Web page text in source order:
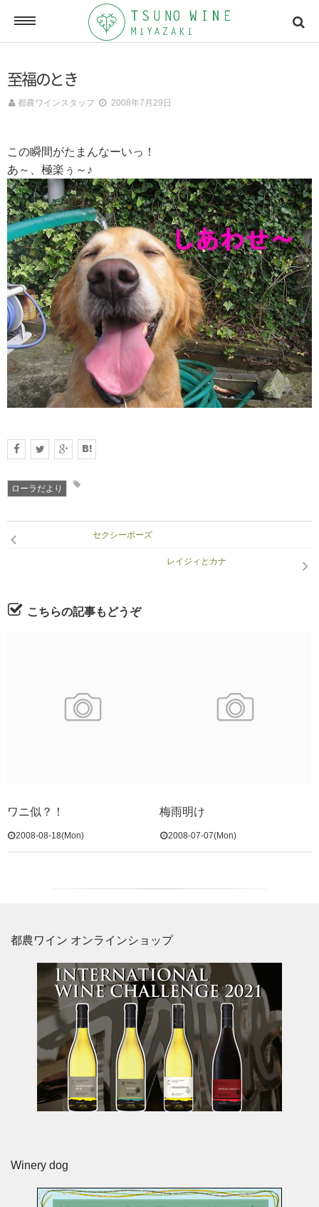
ONLINE SHOP
メールマガジン
ACCESSMAP
アクセスマップ
CONTACT
お問い合わせ
RECRUIT
求人情報
至福のとき
都農ワインスタッフ 2008年7月29日
この瞬間がたまんなーいっ！
あ～、極楽ぅ～♪
ローラだより
セクシーポーズ
レイジィとカナ
こちらの記事もどうぞ
ワニ似？！
2008-08-18(Mon)
梅雨明け
2008-07-07(Mon)
都農ワイン オンラインショップ
Winery dog